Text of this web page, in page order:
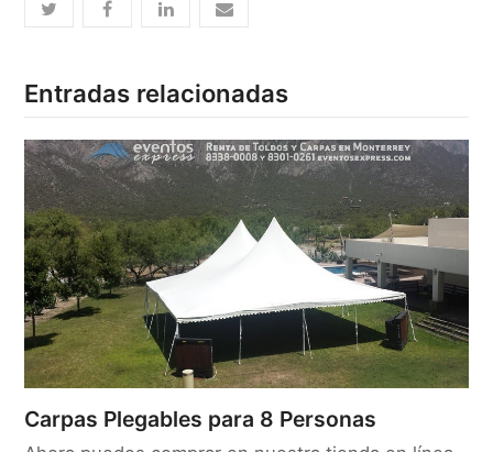
Entradas relacionadas
Carpas Plegables para 8 Personas